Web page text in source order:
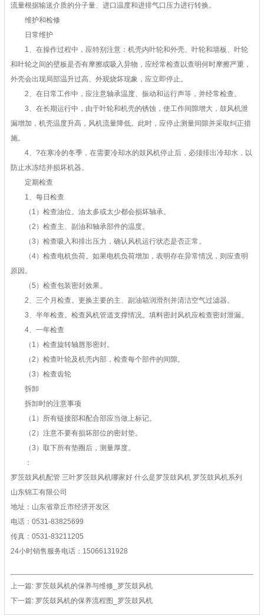
流量根据输送介质的分子量、进口温度和进排气口压力进行转换。
维护和检修
日常维护
1、在操作过程中，应特别注意：机壳内叶轮和外壳、叶轮和墙板、叶轮
和叶轮之间的壁板是否有摩擦或吸入异物，应经常检查以查明何时摩擦严重，
外壳会出现局部温升过高、外观烧坏现象，应立即停止。
2、在日常工作中，应注意轴承温度、振动和运行声等，并经常检查。
3、在长期运行中，由于叶轮和机壳的锈蚀，使工作间隙增大，鼓风机泄
漏增加，机壳温度升高，风机流量降低。此时，应停止测量间隙并采取纠正措
施。
4、?在寒冷的冬季，在需要冷却水的鼓风机停止后，必须排出冷却水，以
防止水冻结并损坏机器。
定期检查
1、每日检查
（1）检查油位。油太多或太少都会损坏轴承。
（2）检查主、副油和轴承部件的温度。
（3）检查吸入和排出压力，确认风机运行状态是否正常。
（4）检查电机负荷。如果电机负荷增加，表明存在异常情况，则应查明
原因。
（5）检查包装密封效果。
2、三个月检查。更换主要的主、副油箱润滑剂并清洁空气过滤器。
3、半年检查。检查风机管道支撑情况。填料密封风机应检查密封泄漏。
4、一年检查
（1）检查旋转轴唇形密封。
（2）检查叶轮及机壳内部，检查每个部件的间隙。
（3）检查齿轮
拆卸
拆卸时的注意事项
（1）所有链接部和配合部应当做上标记。
（2）注意不要有损坏部位的密封垫。
（3）取下所有垫圈后，测量厚度。
：
罗茨鼓风机配管 三叶罗茨鼓风机哪家好 什么是罗茨鼓风机 罗茨鼓风机系列
山东锦工有限公司
地址：山东省章丘市经济开发区
电话：0531-83825699
传真：0531-83211205
24小时销售服务电话：15066131928
上一篇: 罗茨鼓风机的保养与维修_罗茨鼓风机
下一篇: 罗茨鼓风机的保养流程图_罗茨鼓风机